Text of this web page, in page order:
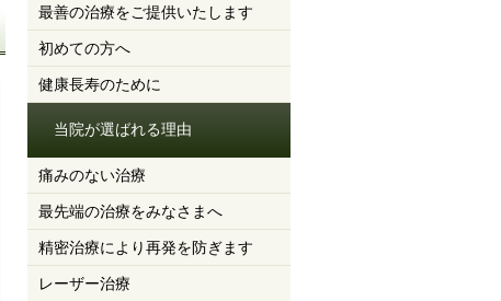
最善の治療をご提供いたします
初めての方へ
健康長寿のために
当院が選ばれる理由
痛みのない治療
最先端の治療をみなさまへ
精密治療により再発を防ぎます
レーザー治療